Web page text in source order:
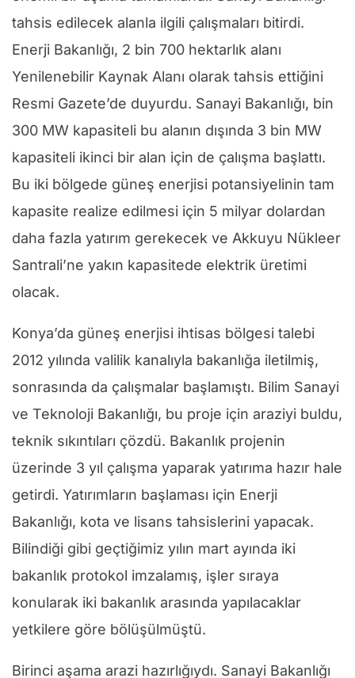
tahsis edilecek alanla ilgili çalışmaları bitirdi.
Enerji Bakanlığı, 2 bin 700 hektarlık alanı
Yenilenebilir Kaynak Alanı olarak tahsis ettiğini
Resmi Gazete’de duyurdu. Sanayi Bakanlığı, bin
300 MW kapasiteli bu alanın dışında 3 bin MW
kapasiteli ikinci bir alan için de çalışma başlattı.
Bu iki bölgede güneş enerjisi potansiyelinin tam
kapasite realize edilmesi için 5 milyar dolardan
daha fazla yatırım gerekecek ve Akkuyu Nükleer
Santrali’ne yakın kapasitede elektrik üretimi
olacak.
Konya’da güneş enerjisi ihtisas bölgesi talebi
2012 yılında valilik kanalıyla bakanlığa iletilmiş,
sonrasında da çalışmalar başlamıştı. Bilim Sanayi
ve Teknoloji Bakanlığı, bu proje için araziyi buldu,
teknik sıkıntıları çözdü. Bakanlık projenin
üzerinde 3 yıl çalışma yaparak yatırıma hazır hale
getirdi. Yatırımların başlaması için Enerji
Bakanlığı, kota ve lisans tahsislerini yapacak.
Bilindiği gibi geçtiğimiz yılın mart ayında iki
bakanlık protokol imzalamış, işler sıraya
konularak iki bakanlık arasında yapılacaklar
yetkilere göre bölüşülmüştü.
Birinci aşama arazi hazırlığıydı. Sanayi Bakanlığı